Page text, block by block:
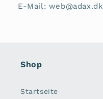
E-Mail: web@adax.dk
Shop
Startseite